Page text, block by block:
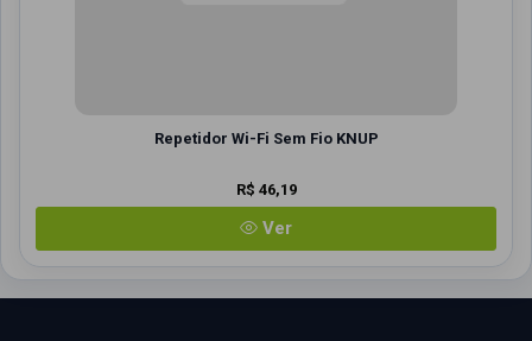
Repetidor Wi-Fi Sem Fio KNUP
R$ 46,19
Ver